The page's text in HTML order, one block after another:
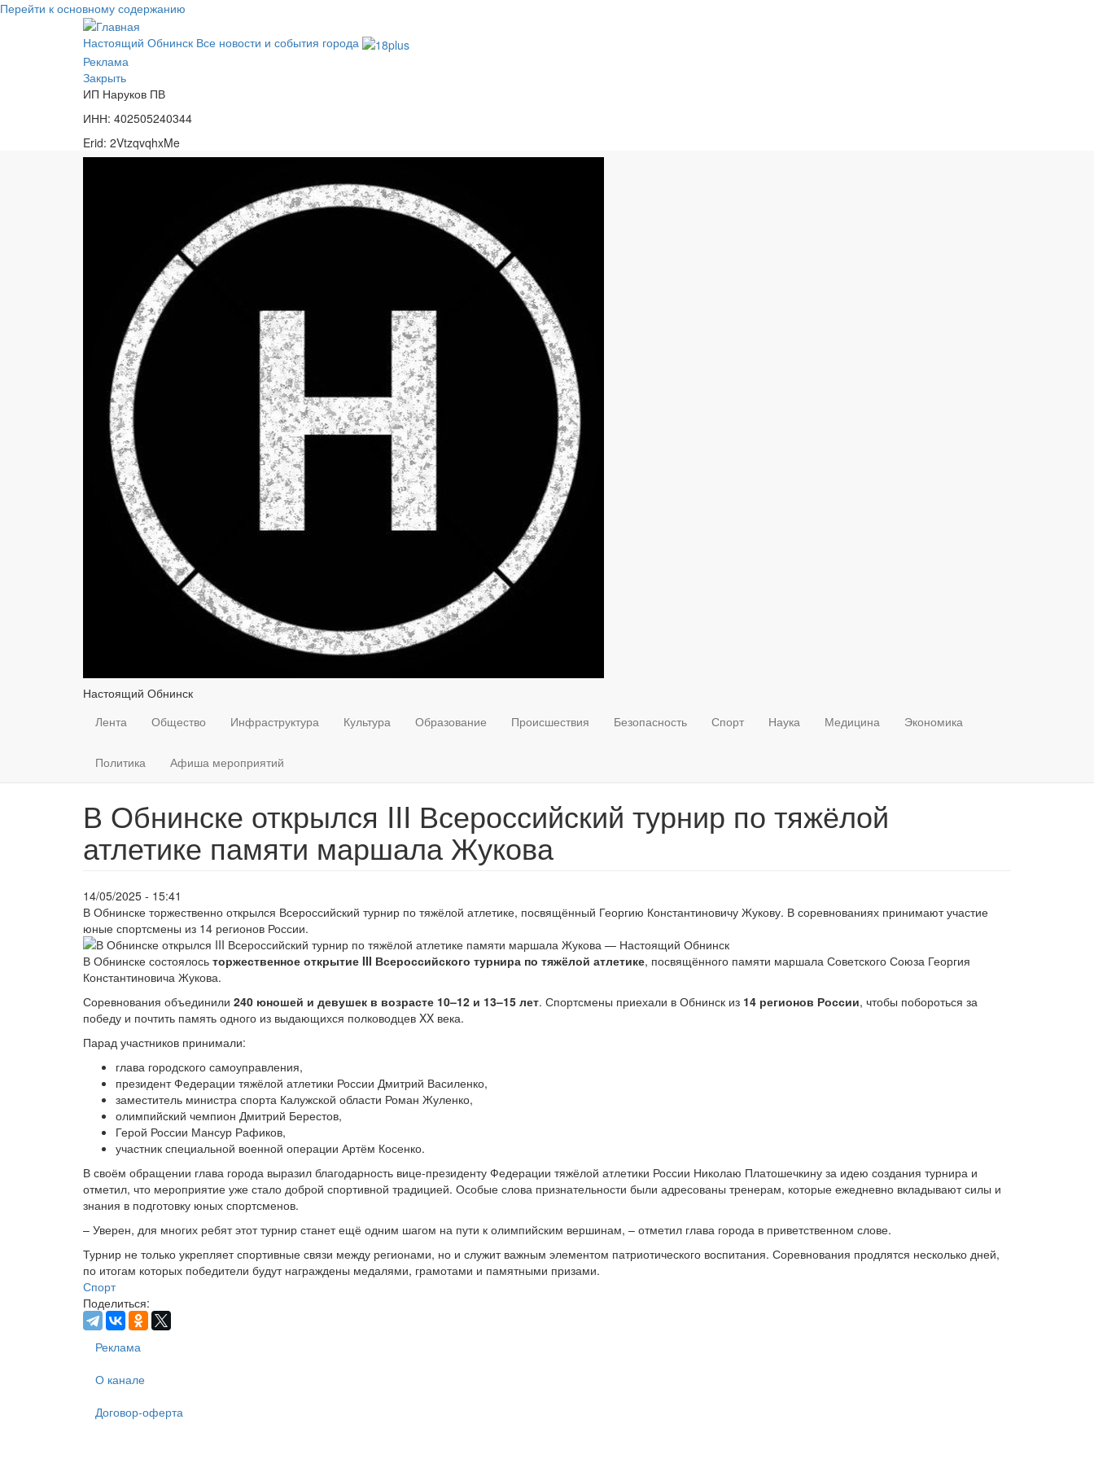
Перейти к основному содержанию
Настоящий Обнинск Все новости и события города
Реклама
Закрыть
ИП Наруков ПВ
ИНН: 402505240344
Erid: 2VtzqvqhxMe
Настоящий Обнинск
Лента
Общество Инфраструктура Культура Образование Происшествия Безопасность Спорт Наука Медицина Экономика
Политика Афиша мероприятий
В Обнинске открылся III Всероссийский турнир по тяжёлой
атлетике памяти маршала Жукова
14/05/2025 - 15:41
В Обнинске торжественно открылся Всероссийский турнир по тяжёлой атлетике, посвящённый Георгию Константиновичу Жукову. В соревнованиях принимают участие
юные спортсмены из 14 регионов России.
В Обнинске состоялось торжественное открытие III Всероссийского турнира по тяжёлой атлетике, посвящённого памяти маршала Советского Союза Георгия
Константиновича Жукова.
Соревнования объединили 240 юношей и девушек в возрасте 10–12 и 13–15 лет. Спортсмены приехали в Обнинск из 14 регионов России, чтобы побороться за
победу и почтить память одного из выдающихся полководцев XX века.
Парад участников принимали:
глава городского самоуправления,
президент Федерации тяжёлой атлетики России Дмитрий Василенко,
заместитель министра спорта Калужской области Роман Жуленко,
олимпийский чемпион Дмитрий Берестов,
Герой России Мансур Рафиков,
участник специальной военной операции Артём Косенко.
В своём обращении глава города выразил благодарность вице-президенту Федерации тяжёлой атлетики России Николаю Платошечкину за идею создания турнира и
отметил, что мероприятие уже стало доброй спортивной традицией. Особые слова признательности были адресованы тренерам, которые ежедневно вкладывают силы и
знания в подготовку юных спортсменов.
– Уверен, для многих ребят этот турнир станет ещё одним шагом на пути к олимпийским вершинам, – отметил глава города в приветственном слове.
Турнир не только укрепляет спортивные связи между регионами, но и служит важным элементом патриотического воспитания. Соревнования продлятся несколько дней,
по итогам которых победители будут награждены медалями, грамотами и памятными призами.
Спорт
Поделиться:
Реклама
О канале
Договор-оферта